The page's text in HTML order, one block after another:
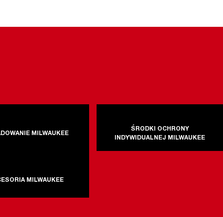
MILWAUKEE
ŚRODKI OCHRONY
INDYWIDUALNEJ MILWAUKEE
MILWAUKEE